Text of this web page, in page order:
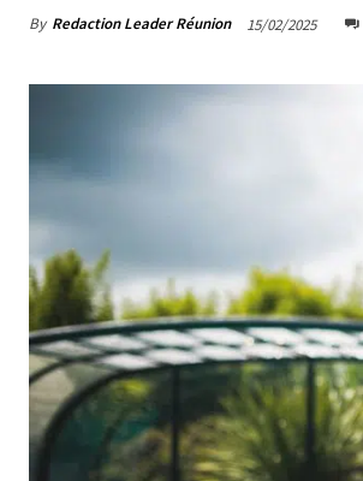
By Redaction Leader Réunion 15/02/2025